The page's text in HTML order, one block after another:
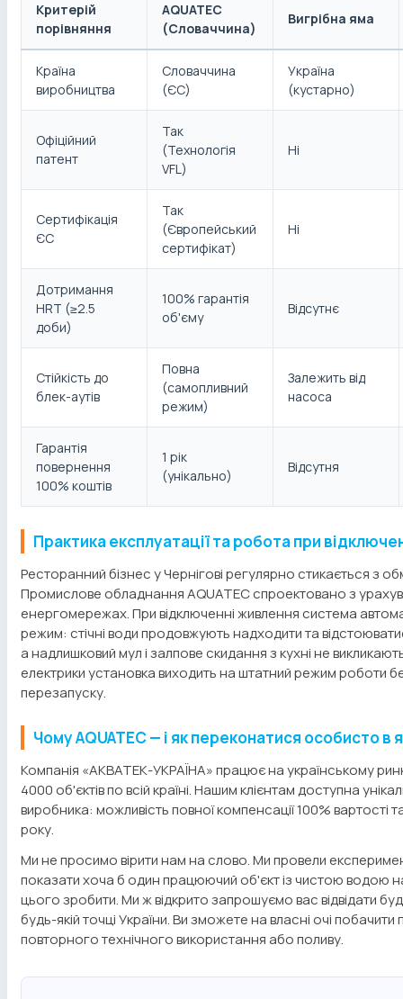
Критерій
порівняння
AQUATEC
(Словаччина)
Вигрібна яма
Країна
виробництва
Словаччина
(ЄС)
Україна
(кустарно)
Офіційний
патент
Так
(Технологія
VFL)
Ні
Сертифікація
ЄС
Так
(Європейський
сертифікат)
Ні
Дотримання
HRT (≥2.5
доби)
100% гарантія
об'єму
Відсутнє
Стійкість до
блек-аутів
Повна
(самопливний
режим)
Залежить від
насоса
Гарантія
повернення
100% коштів
1 рік
(унікально)
Відсутня
Практика експлуатації та робота при
Ресторанний бізнес у Чернігові регулярно стикається з
Промислове обладнання AQUATEC спроектовано з
енергомережах. При відключенні живлення система
режим: стічні води продовжують надходити та
а надлишковий мул і залпове скидання з кухні не викликають
електрики установка виходить на штатний режим роботи
перезапуску.
Чому AQUATEC — і як переконатися особисто в
Компанія «АКВАТЕК-УКРАЇНА» працює на українському
4000 об'єктів по всій країні. Нашим клієнтам доступна
виробника: можливість повної компенсації 100%
року.
Ми не просимо вірити нам на слово. Ми провели
показати хоча б один працюючий об'єкт із чистою водою
цього зробити. Ми ж відкрито запрошуємо вас відвідати
будь-якій точці України. Ви зможете на власні очі
повторного технічного використання або поливу.